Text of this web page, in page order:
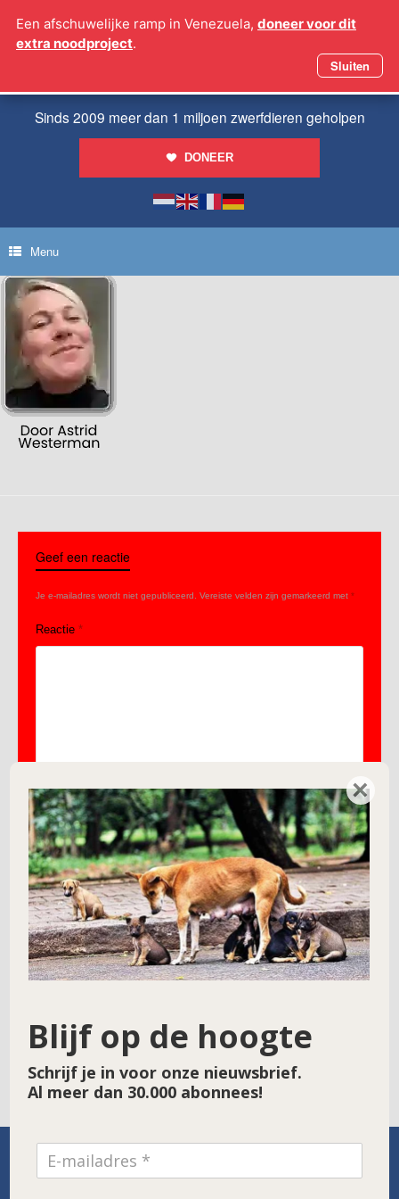
naar
Sinds 2009 meer dan 1 miljoen zwerfdieren geholpen
DONEER
Menu
Geef een reactie
Je e-mailadres wordt niet gepubliceerd. Vereiste velden zijn gemarkeerd met *
Reactie *
Naam*
E-mail*
Site
Een afschuwelijke ramp in Venezuela, doneer voor dit
extra noodproject.
Sluiten
×
Blijf op de hoogte
Schrijf je in voor onze nieuwsbrief.
Al meer dan 30.000 abonnees!